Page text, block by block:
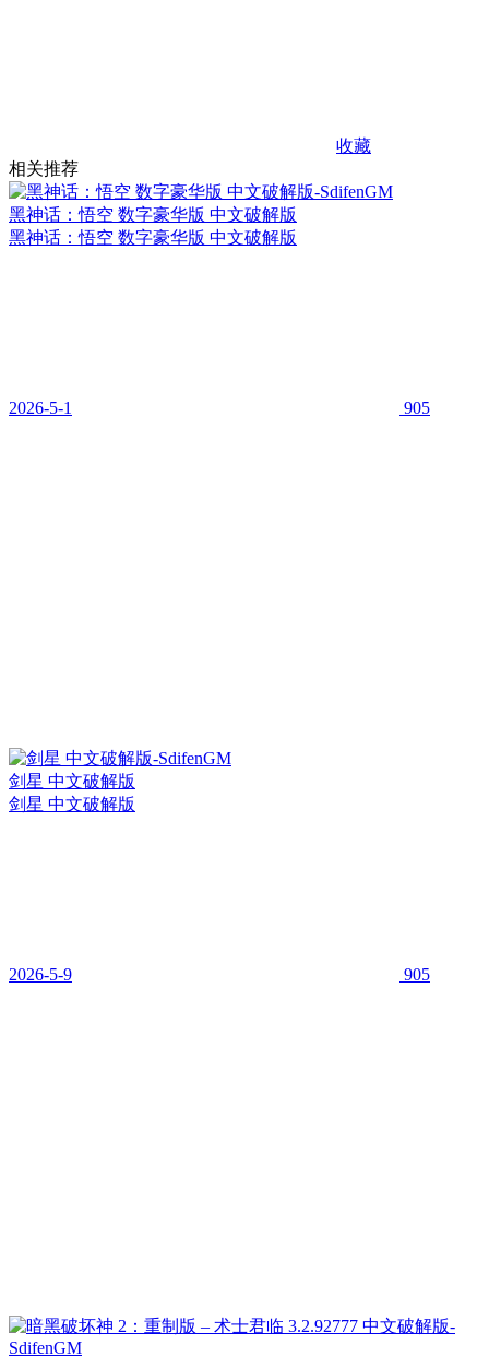
收藏
相关推荐
黑神话：悟空 数字豪华版 中文破解版
黑神话：悟空 数字豪华版 中文破解版
2026-5-1 905
剑星 中文破解版
剑星 中文破解版
2026-5-9 905